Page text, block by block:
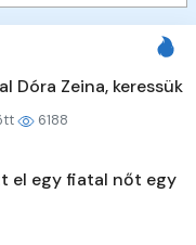
Dóra Zeina, keressük
6188
el egy fiatal nőt egy